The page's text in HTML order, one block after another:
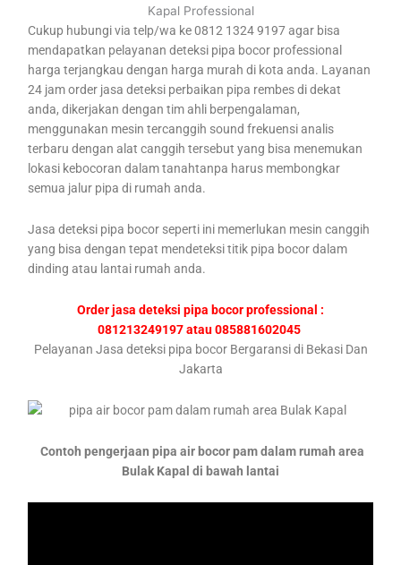
Kapal Professional
Cukup hubungi via telp/wa ke 0812 1324 9197 agar bisa
mendapatkan pelayanan deteksi pipa bocor professional
harga terjangkau dengan harga murah di kota anda. Layanan
24 jam order jasa deteksi perbaikan pipa rembes di dekat
anda, dikerjakan dengan tim ahli berpengalaman,
menggunakan mesin tercanggih sound frekuensi analis
terbaru dengan alat canggih tersebut yang bisa menemukan
lokasi kebocoran dalam tanahtanpa harus membongkar
semua jalur pipa di rumah anda.
Jasa deteksi pipa bocor seperti ini memerlukan mesin canggih
yang bisa dengan tepat mendeteksi titik pipa bocor dalam
dinding atau lantai rumah anda.
Order jasa deteksi pipa bocor professional :
081213249197 atau 085881602045
Pelayanan Jasa deteksi pipa bocor Bergaransi di Bekasi Dan
Jakarta
Contoh pengerjaan pipa air bocor pam dalam rumah area
Bulak Kapal di bawah lantai